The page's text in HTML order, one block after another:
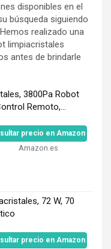
disponibles en el
búsqueda siguiendo
realizado una
limpiacristales
antes de brindarle
3800Pa Robot
Remoto,...
precio en Amazon
Amazon.es
72 W, 70
precio en Amazon